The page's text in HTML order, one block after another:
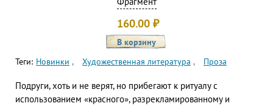
160.00 ₽
Теги: Новинки Художественная литература Проза
Подруги, хоть и не верят, но прибегают к ритуалу с
использованием «красного», разрекламированному и